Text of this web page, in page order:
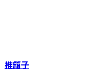
推箱子